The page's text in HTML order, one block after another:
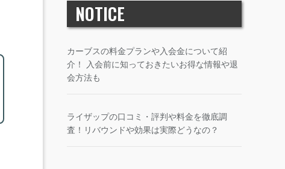
NOTICE
カーブスの料金プランや入会金について紹
介！ 入会前に知っておきたいお得な情報や退
会方法も
ライザップの口コミ・評判や料金を徹底調
査！リバウンドや効果は実際どうなの？